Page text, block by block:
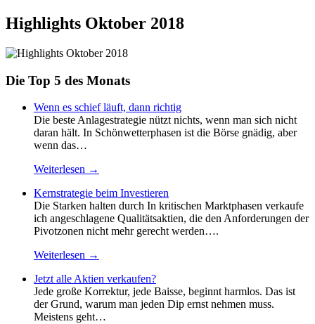
Highlights Oktober 2018
Die Top 5 des Monats
Wenn es schief läuft, dann richtig
Die beste Anlagestrategie nützt nichts, wenn man sich nicht
daran hält. In Schönwetterphasen ist die Börse gnädig, aber
wenn das…
Weiterlesen →
Kernstrategie beim Investieren
Die Starken halten durch In kritischen Marktphasen verkaufe
ich angeschlagene Qualitätsaktien, die den Anforderungen der
Pivotzonen nicht mehr gerecht werden….
Weiterlesen →
Jetzt alle Aktien verkaufen?
Jede große Korrektur, jede Baisse, beginnt harmlos. Das ist
der Grund, warum man jeden Dip ernst nehmen muss.
Meistens geht…